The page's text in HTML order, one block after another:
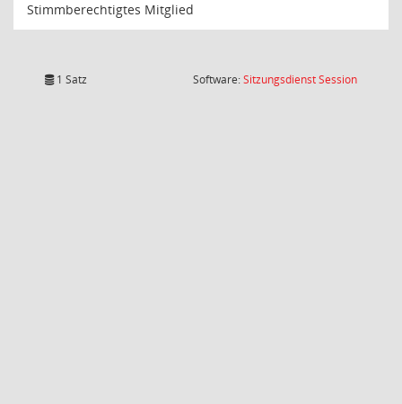
Stimmberechtigtes Mitglied
1 Satz Software:SitzungsdienstSession(Wird in